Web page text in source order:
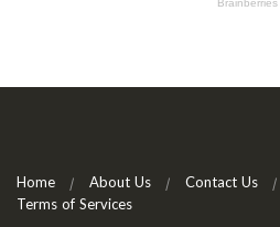
Home About Us Contact Us
Terms of Services